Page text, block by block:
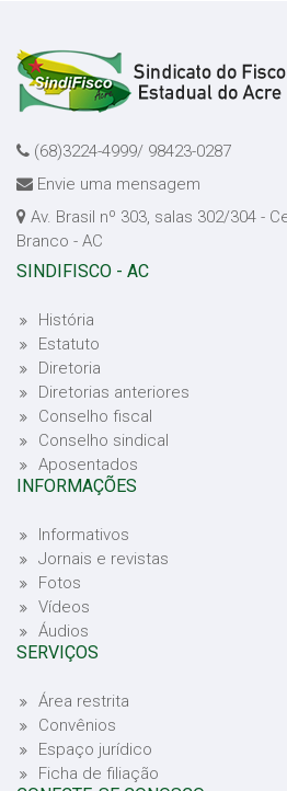
(68)3224-4999/ 98423-0287
Envie uma mensagem
Av. Brasil nº 303, salas 302/304 -
Branco - AC
SINDIFISCO - AC
História
Estatuto
Diretoria
Diretorias anteriores
Conselho fiscal
Conselho sindical
Aposentados
INFORMAÇÕES
Informativos
Jornais e revistas
Fotos
Vídeos
Áudios
SERVIÇOS
Área restrita
Convênios
Espaço jurídico
Ficha de filiação